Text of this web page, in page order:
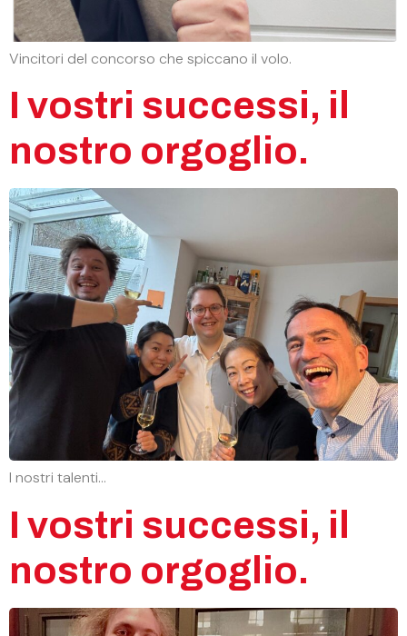
Vincitori del concorso che spiccano il volo.
I vostri successi, il
nostro orgoglio.
I nostri talenti…
I vostri successi, il
nostro orgoglio.